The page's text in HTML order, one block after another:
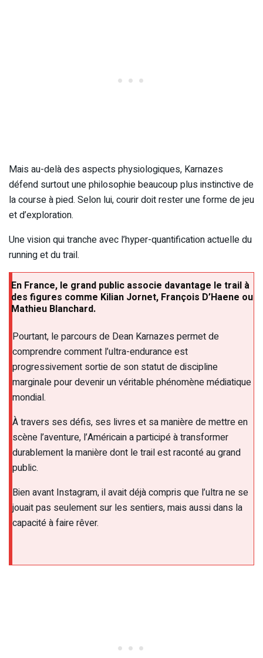
Mais au-delà des aspects physiologiques, Karnazes
défend surtout une philosophie beaucoup plus instinctive de
la course à pied. Selon lui, courir doit rester une forme de jeu
et d’exploration.
Une vision qui tranche avec l’hyper-quantification actuelle du
running et du trail.
En France, le grand public associe davantage le trail à
des figures comme Kilian Jornet, François D’Haene ou
Mathieu Blanchard.
Pourtant, le parcours de Dean Karnazes permet de
comprendre comment l’ultra-endurance est
progressivement sortie de son statut de discipline
marginale pour devenir un véritable phénomène médiatique
mondial.
À travers ses défis, ses livres et sa manière de mettre en
scène l’aventure, l’Américain a participé à transformer
durablement la manière dont le trail est raconté au grand
public.
Bien avant Instagram, il avait déjà compris que l’ultra ne se
jouait pas seulement sur les sentiers, mais aussi dans la
capacité à faire rêver.